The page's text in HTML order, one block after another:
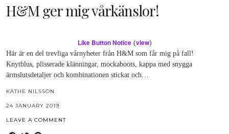
H&M ger mig vårkänslor!
Like Button Notice(view)
Här är en del trevliga vårnyheter från H&M som får mig på fall!
Knytblus, plisserade klänningar, mockaboots, kappa med snygga
ärmslutsdetaljer och kombinationen stickat och…
KÄTHE NILSSON
24 JANUARY 2019
LEAVE A COMMENT